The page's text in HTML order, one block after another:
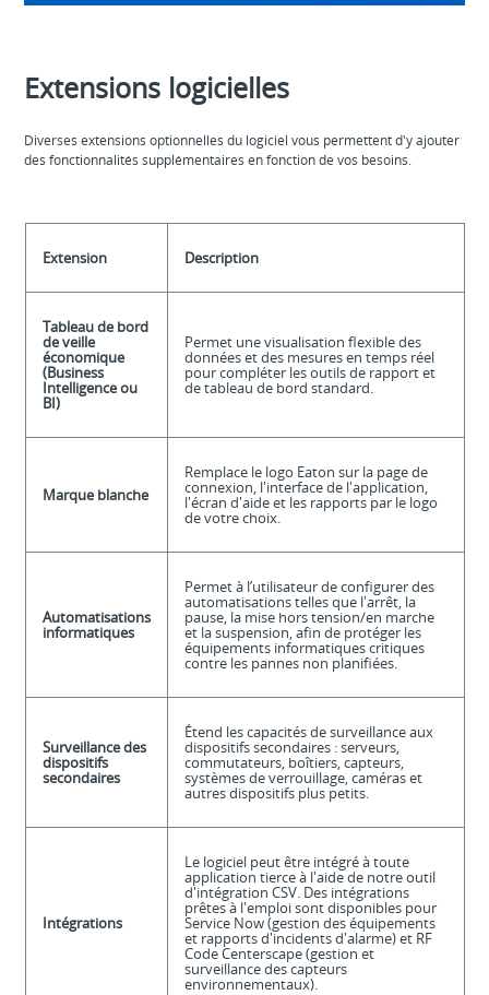
Extensions logicielles
Diverses extensions optionnelles du logiciel vous permettent d'y ajouter
des fonctionnalités supplémentaires en fonction de vos besoins.
Extension Description
Tableau de bord
de veille
économique
(Business
Intelligence ou
BI)
Permet une visualisation flexible des
données et des mesures en temps réel
pour compléter les outils de rapport et
de tableau de bord standard.
Marque blanche
Remplace le logo Eaton sur la page de
connexion, l'interface de l'application,
l'écran d'aide et les rapports par le logo
de votre choix.
Automatisations
informatiques
Permet à l’utilisateur de configurer des
automatisations telles que l'arrêt, la
pause, la mise hors tension/en marche
et la suspension, afin de protéger les
équipements informatiques critiques
contre les pannes non planifiées.
Surveillance des
dispositifs
secondaires
Étend les capacités de surveillance aux
dispositifs secondaires : serveurs,
commutateurs, boîtiers, capteurs,
systèmes de verrouillage, caméras et
autres dispositifs plus petits.
Intégrations
Le logiciel peut être intégré à toute
application tierce à l'aide de notre outil
d'intégration CSV. Des intégrations
prêtes à l'emploi sont disponibles pour
Service Now (gestion des équipements
et rapports d'incidents d'alarme) et RF
Code Centerscape (gestion et
surveillance des capteurs
environnementaux).